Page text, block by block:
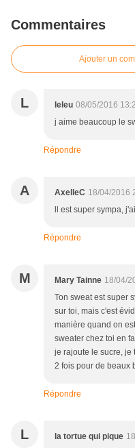
Commentaires
Ajouter un
L leleu 08/05/2016
j aime beaucoup le
Répondre
A AxelleC 18/04/2016
ll est super sympa,
Répondre
M Mary Tainne 18/04/
Ton sweat est super
sur toi, mais c'est
manière quand on
sweater chez toi en
je rajoute le sucre, je
2 fois pour de beaux
Répondre
L la tortue qui pique